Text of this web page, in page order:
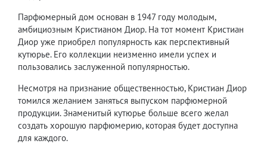
Парфюмерный дом основан в 1947 году молодым,
амбициозным Кристианом Диор. На тот момент Кристиан
Диор уже приобрел популярность как перспективный
кутюрье. Его коллекции неизменно имели успех и
пользовались заслуженной популярностью.
Несмотря на признание общественностью, Кристиан Диор
томился желанием заняться выпуском парфюмерной
продукции. Знаменитый кутюрье больше всего желал
создать хорошую парфюмерию, которая будет доступна
для каждого.